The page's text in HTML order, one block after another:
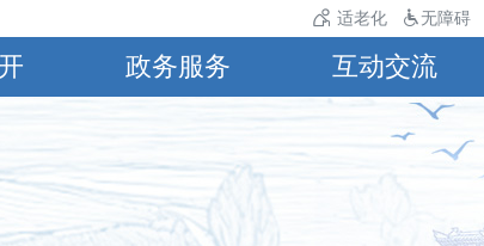
8级，最高气温30℃，最低气温24℃。 适老化 无障碍
政务服务 互动交流